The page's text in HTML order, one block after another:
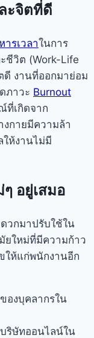
ะจิตที่ดี
ารเวลาในการ
ชีวิต (Work-Life
ดี งานที่ออกมาย่อม
ภาวะ Burnout
ที่เกิดจาก
งกายมีความล้า
ให้งานไม่มี
อยู่เสมอ
วกมาปรับใช้ใน
ยใหม่ที่มีความก้าว
ให้แก่พนักงานอีก
องบุคลากรใน
ริษัทออนไลน์ใน